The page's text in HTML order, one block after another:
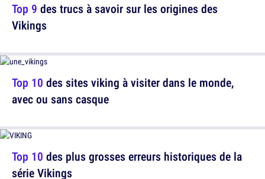
Top 10 des sites viking à visiter dans le monde,
avec ou sans casque
Top 9 des trucs à savoir sur les origines des
Vikings
Top 10 des plus grosses erreurs historiques de la
série Vikings